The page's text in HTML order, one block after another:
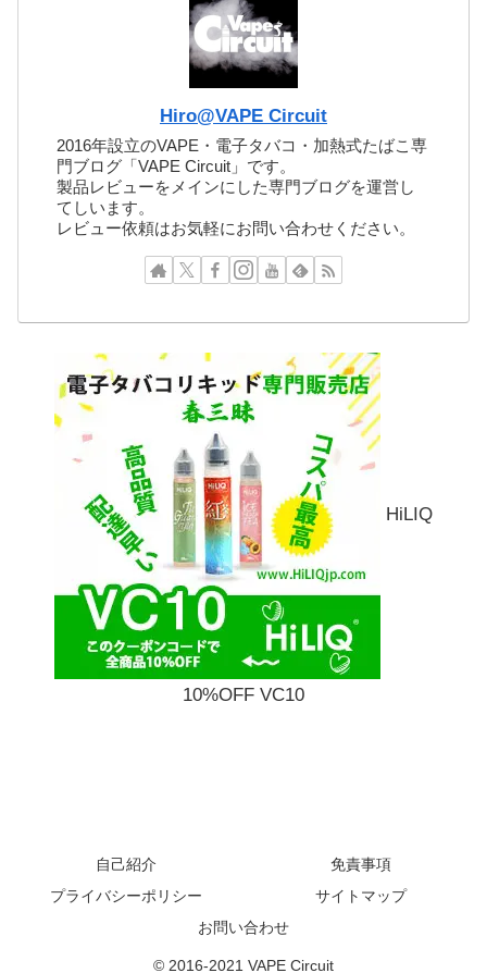
Hiro@VAPE Circuit
2016年設立のVAPE・電子タバコ・加熱式たばこ専
門ブログ「VAPE Circuit」です。
製品レビューをメインにした専門ブログを運営し
てしいます。
レビュー依頼はお気軽にお問い合わせください。
HiLIQ
10%OFF VC10
自己紹介
免責事項
プライバシーポリシー
サイトマップ
お問い合わせ
© 2016-2021 VAPE Circuit